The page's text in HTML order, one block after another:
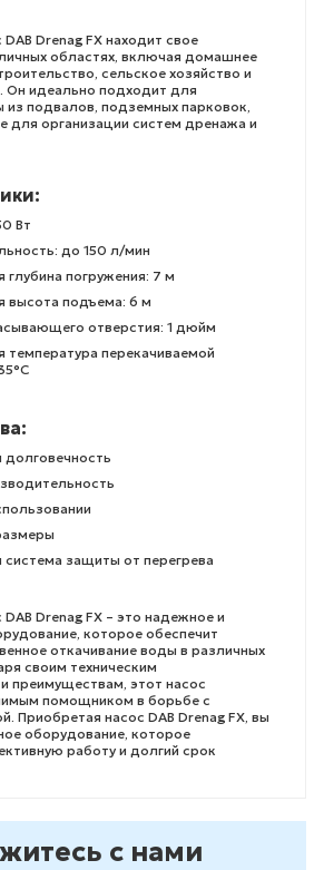
Drenag FX находит свое
областях, включая домашнее
сельское хозяйство и
идеально подходит для
из подвалов, подземных парковок,
для организации систем дренажа и
Вт
до 150 л/мин
глубина погружения: 7 м
высота подъема: 6 м
отверстия: 1 дюйм
температура перекачиваемой
защиты от перегрева
Drenag FX – это надежное и
которое обеспечит
откачивание воды в различных
своим техническим
преимуществам, этот насос
помощником в борьбе с
Приобретая насос DAB Drenag FX, вы
оборудование, которое
работу и долгий срок
с нами